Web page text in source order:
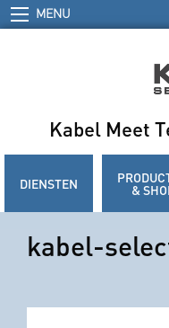
MENU
Kabel Meet
DIENSTEN &
kabel-